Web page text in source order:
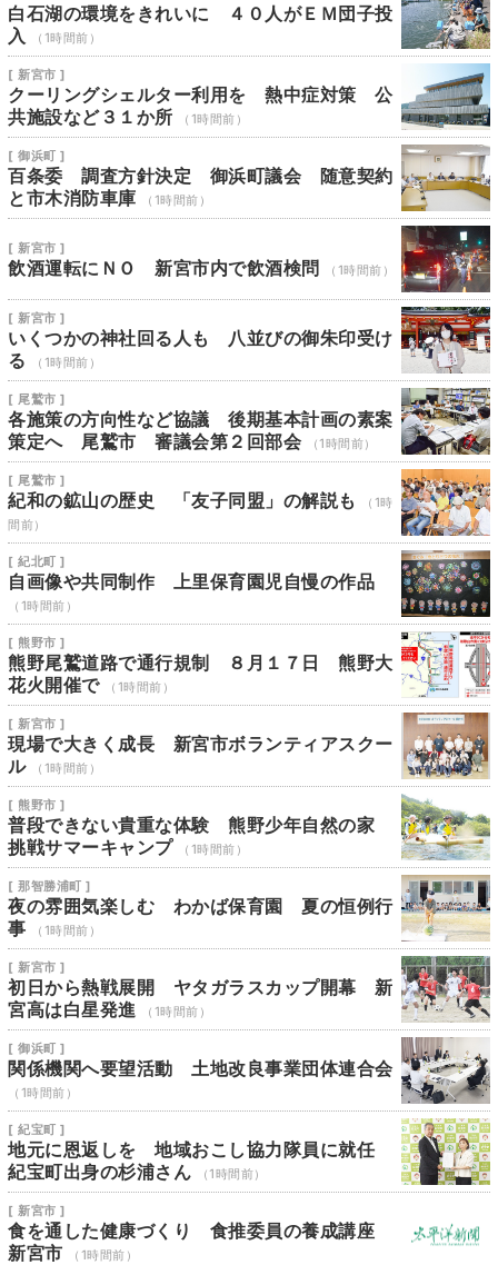
白石湖の環境をきれいに ４０人がＥＭ団子投
入
（1時間前）
[ 新宮市 ]
クーリングシェルター利用を 熱中症対策 公
共施設など３１か所
（1時間前）
[ 御浜町 ]
百条委 調査方針決定 御浜町議会 随意契約
と市木消防車庫
（1時間前）
[ 新宮市 ]
飲酒運転にＮＯ 新宮市内で飲酒検問 （1時間前）
[ 新宮市 ]
いくつかの神社回る人も 八並びの御朱印受け
る
（1時間前）
[ 尾鷲市 ]
各施策の方向性など協議 後期基本計画の素案
策定へ 尾鷲市 審議会第２回部会
（1時間前）
[ 尾鷲市 ]
紀和の鉱山の歴史 「友子同盟」の解説も
（1時
間前）
[ 紀北町 ]
自画像や共同制作 上里保育園児自慢の作品
（1時間前）
[ 熊野市 ]
熊野尾鷲道路で通行規制 ８月１７日 熊野大
花火開催で
（1時間前）
[ 新宮市 ]
現場で大きく成長 新宮市ボランティアスクー
ル
（1時間前）
[ 熊野市 ]
普段できない貴重な体験 熊野少年自然の家
挑戦サマーキャンプ
（1時間前）
[ 那智勝浦町 ]
夜の雰囲気楽しむ わかば保育園 夏の恒例行
事
（1時間前）
[ 新宮市 ]
初日から熱戦展開 ヤタガラスカップ開幕 新
宮高は白星発進
（1時間前）
[ 御浜町 ]
関係機関へ要望活動 土地改良事業団体連合会
（1時間前）
[ 紀宝町 ]
地元に恩返しを 地域おこし協力隊員に就任
紀宝町出身の杉浦さん
（1時間前）
[ 新宮市 ]
食を通した健康づくり 食推委員の養成講座
新宮市
（1時間前）